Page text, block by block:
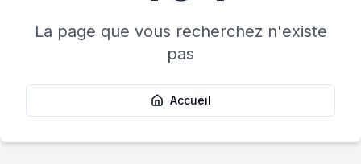
La page que vous recherchez n'existe
pas
Accueil